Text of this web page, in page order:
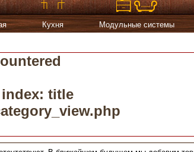
Кухня Модульные системы
index: title